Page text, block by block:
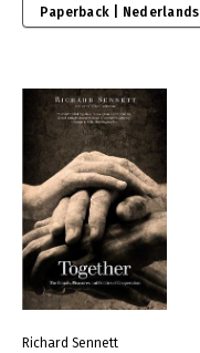
Paperback | Nederlands
Richard Sennett